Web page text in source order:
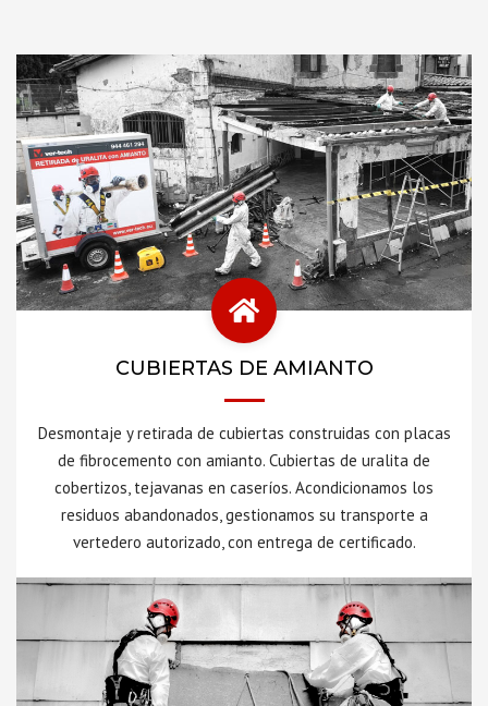
CUBIERTAS DE AMIANTO
Desmontaje y retirada de cubiertas construidas con placas
de fibrocemento con amianto. Cubiertas de uralita de
cobertizos, tejavanas en caseríos. Acondicionamos los
residuos abandonados, gestionamos su transporte a
vertedero autorizado, con entrega de certificado.